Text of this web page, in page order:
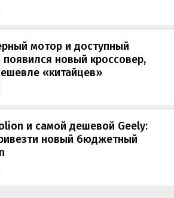
мотор и доступный
появился новый кроссовер,
«китайцев»
и самой дешевой Geely:
новый бюджетный